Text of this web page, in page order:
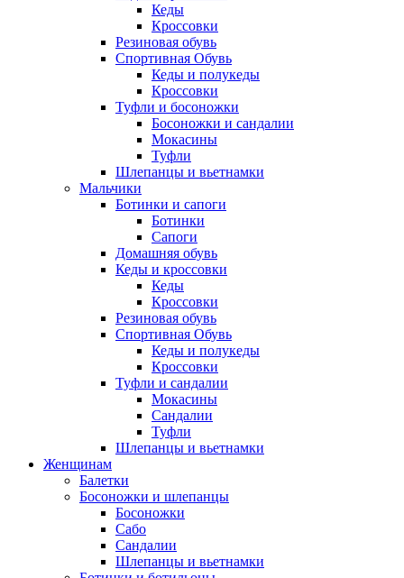
Кеды
Кроссовки
Резиновая обувь
Спортивная Обувь
Кеды и полукеды
Кроссовки
Туфли и босоножки
Босоножки и сандалии
Мокасины
Туфли
Шлепанцы и вьетнамки
Мальчики
Ботинки и сапоги
Ботинки
Сапоги
Домашняя обувь
Кеды и кроссовки
Кеды
Кроссовки
Резиновая обувь
Спортивная Обувь
Кеды и полукеды
Кроссовки
Туфли и сандалии
Мокасины
Сандалии
Туфли
Шлепанцы и вьетнамки
Женщинам
Балетки
Босоножки и шлепанцы
Босоножки
Сабо
Сандалии
Шлепанцы и вьетнамки